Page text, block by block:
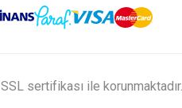
sertifikası ile korunmaktadır.